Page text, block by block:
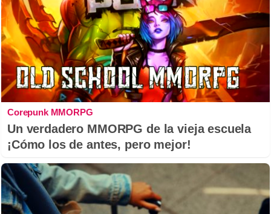
Corepunk MMORPG
Un verdadero MMORPG de la vieja escuela
¡Cómo los de antes, pero mejor!